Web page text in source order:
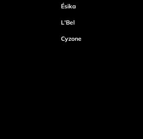
Tu nombre
Dirección de email
Ésika
L'Bel
Cyzone